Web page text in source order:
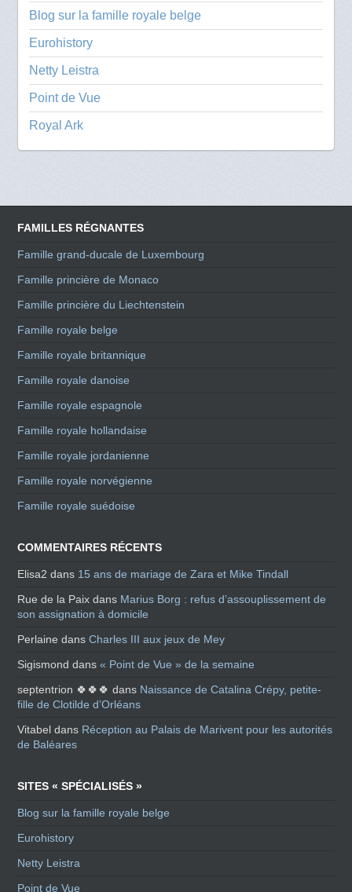
Blog sur la famille royale belge
Eurohistory
Netty Leistra
Point de Vue
Royal Ark
FAMILLES RÉGNANTES
Famille grand-ducale de Luxembourg
Famille princière de Monaco
Famille princière du Liechtenstein
Famille royale belge
Famille royale britannique
Famille royale danoise
Famille royale espagnole
Famille royale hollandaise
Famille royale jordanienne
Famille royale norvégienne
Famille royale suédoise
COMMENTAIRES RÉCENTS
Elisa2 dans 15 ans de mariage de Zara et Mike Tindall
Rue de la Paix dans Marius Borg : refus d’assouplissement de
son assignation à domicile
Perlaine dansCharles III aux jeux de Mey
Sigismond dans« Point de Vue » de la semaine
septentrion 🍀🍀🍀 dans Naissance de Catalina Crépy, petite-
fille de Clotilde d’Orléans
Vitabel dans Réception au Palais de Marivent pour les autorités
de Baléares
SITES « SPÉCIALISÉS »
Blog sur la famille royale belge
Eurohistory
Netty Leistra
Point de Vue